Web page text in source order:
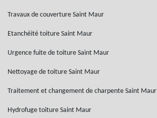
Travaux de couverture Saint Maur
Etanchéité toiture Saint Maur
Urgence fuite de toiture Saint Maur
Nettoyage de toiture Saint Maur
Traitement et changement de charpente Saint Maur
Hydrofuge toiture Saint Maur